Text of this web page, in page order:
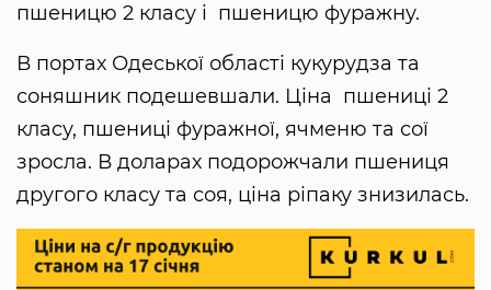
пшеницю 2 класу і пшеницю фуражну.
В портах Одеської області кукурудза та
соняшник подешевшали. Ціна пшениці 2
класу, пшениці фуражної, ячменю та сої
зросла. В доларах подорожчали пшениця
другого класу та соя, ціна ріпаку знизилась.